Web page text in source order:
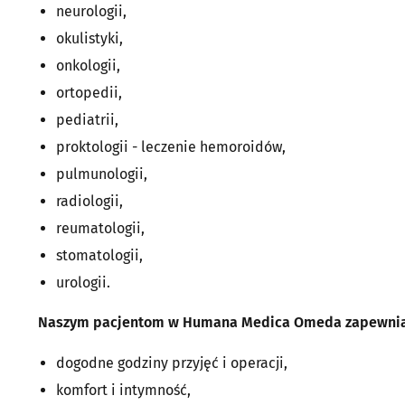
neurologii,
okulistyki,
onkologii,
ortopedii,
pediatrii,
proktologii - leczenie hemoroidów,
pulmunologii,
radiologii,
reumatologii,
stomatologii,
urologii.
Naszym pacjentom w Humana Medica Omeda
dogodne godziny przyjęć i operacji,
komfort i intymność,